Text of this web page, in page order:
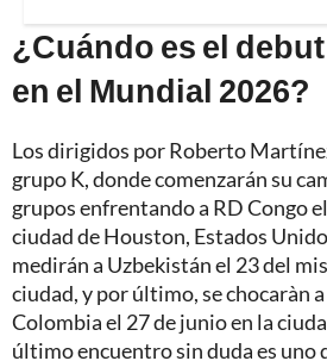
¿Cuándo es el
en el Mundial 2026?
Los dirigidos por Roberto
grupo K, donde comenzarán su
grupos enfrentando a RD Congo
ciudad de Houston, Estados
medirán a Uzbekistán el 23 del
ciudad, y por último, se chocaràn
Colombia el 27 de junio en la
último encuentro sin duda es uno